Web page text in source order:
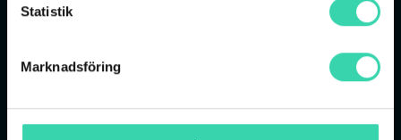
Statistik
Marknadsföring
→ Champions League
→ Premier League